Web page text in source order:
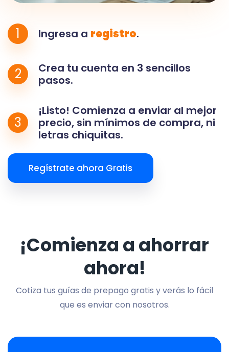
1 Ingresa a registro.
2
Crea tu cuenta en 3 sencillos
pasos.
3
¡Listo! Comienza a enviar al mejor
precio, sin mínimos de compra, ni
letras chiquitas.
Regístrate ahora Gratis
¡Comienza a ahorrar
ahora!
Cotiza tus guías de prepago gratis y verás lo fácil
que es enviar con nosotros.